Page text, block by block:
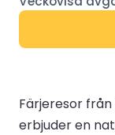
Färjeresor från
erbjuder en